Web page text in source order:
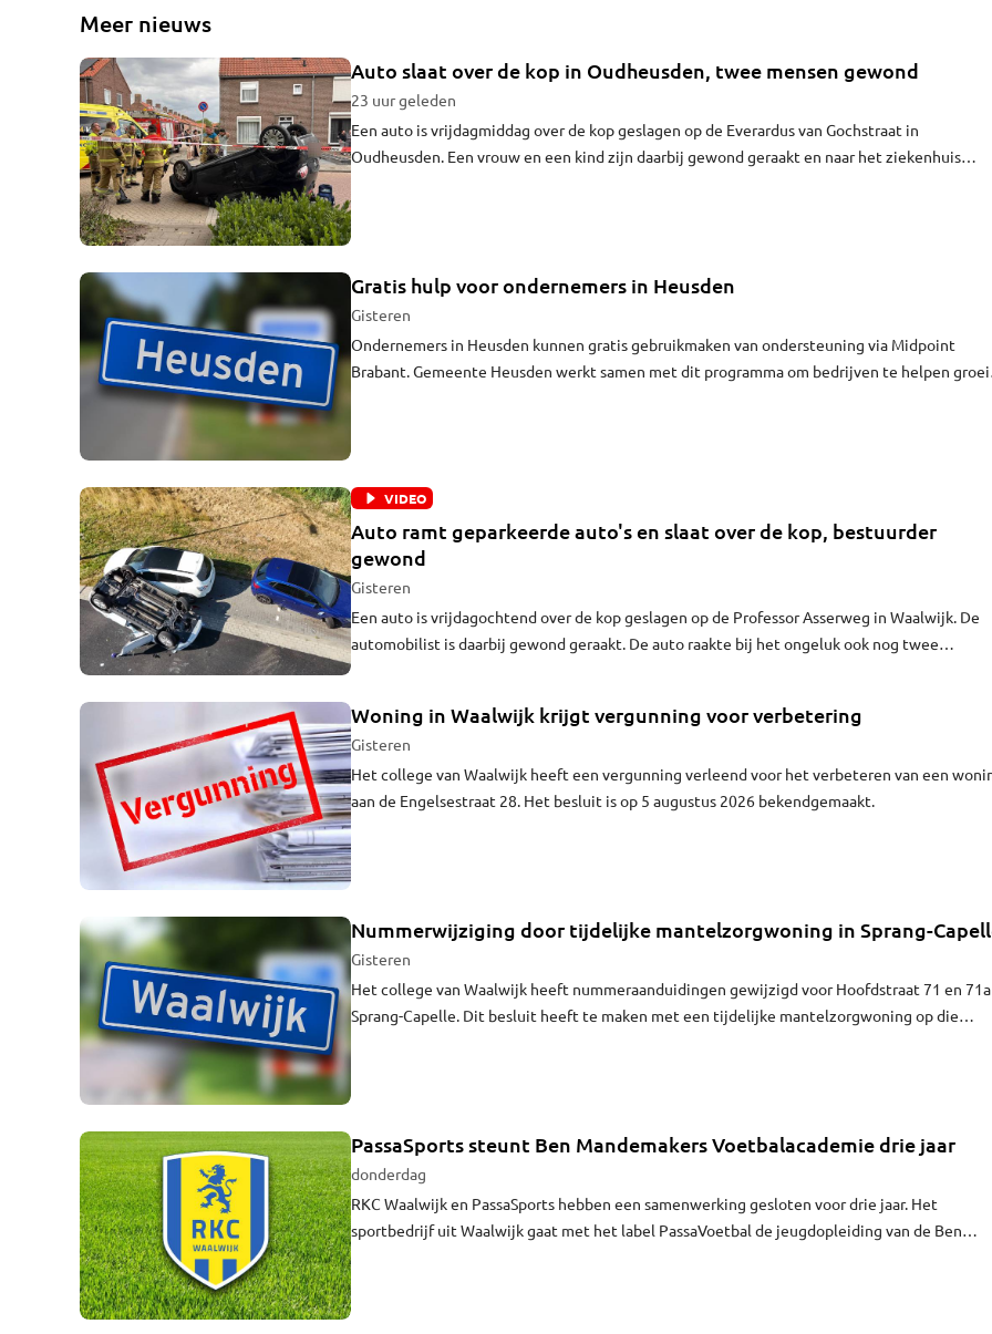
Meer nieuws
Auto slaat over de kop in Oudheusden, twee mensen gewond
23 uur geleden
Een auto is vrijdagmiddag over de kop geslagen op de Everardus van Gochstraat in
Oudheusden. Een vrouw en een kind zijn daarbij gewond geraakt en naar het ziekenhuis
Gratis hulp voor ondernemers in Heusden
Gisteren
Ondernemers in Heusden kunnen gratis gebruikmaken van ondersteuning via Midpoint
Brabant. Gemeente Heusden werkt samen met dit programma om bedrijven te helpen
VIDEO
Auto ramt geparkeerde auto's en slaat over de kop, bestuurder
gewond
Gisteren
Een auto is vrijdagochtend over de kop geslagen op de Professor Asserweg in Waalwijk. De
automobilist is daarbij gewond geraakt. De auto raakte bij het ongeluk ook nog twee
Woning in Waalwijk krijgt vergunning voor verbetering
Gisteren
Het college van Waalwijk heeft een vergunning verleend voor het verbeteren van een
aan de Engelsestraat 28. Het besluit is op 5 augustus 2026 bekendgemaakt.
Nummerwijziging door tijdelijke mantelzorgwoning in Sprang-
Gisteren
Het college van Waalwijk heeft nummeraanduidingen gewijzigd voor Hoofdstraat 71 en
Sprang-Capelle. Dit besluit heeft te maken met een tijdelijke mantelzorgwoning op die
PassaSports steunt Ben Mandemakers Voetbalacademie drie jaar
donderdag
RKC Waalwijk en PassaSports hebben een samenwerking gesloten voor drie jaar. Het
sportbedrijf uit Waalwijk gaat met het label PassaVoetbal de jeugdopleiding van de Ben